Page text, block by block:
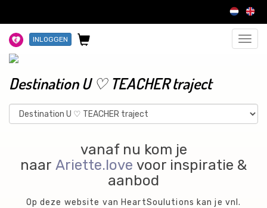
INLOGGEN
Destination U ♡ TEACHER traject
vanaf nu kom je
naar Ariette.love voor inspiratie &
aanbod
Op deze website van HeartSoulutions kan je vnl.